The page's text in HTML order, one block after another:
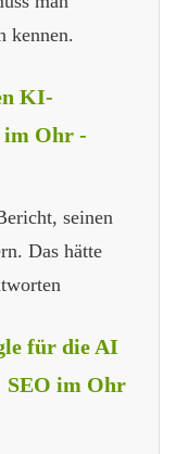
kennen.
KI-
im Ohr -
seinen
Das hätte
für die AI
SEO im Ohr